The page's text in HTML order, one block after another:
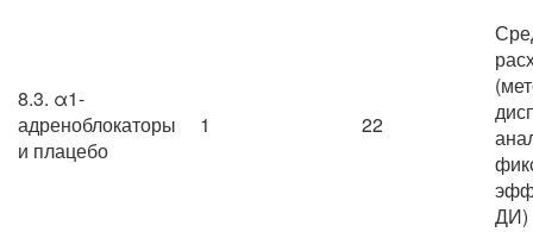
8.3. α1-
адреноблокаторы
и плацебо
1 22
ДИ)